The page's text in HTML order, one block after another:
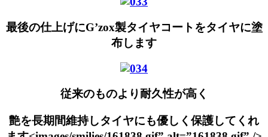
最後の仕上げにG’zox製タイヤコートをタイヤに塗
布します
従来のものより耐久性が高く
艶を長期間維持しタイヤにも優しく保護してくれ